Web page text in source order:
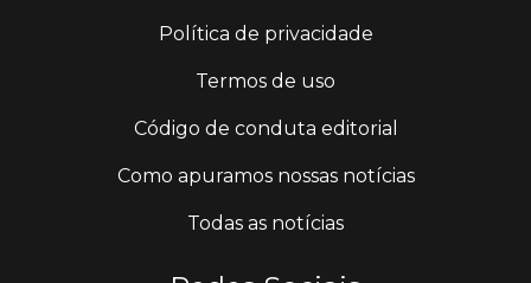
Política de privacidade
Termos de uso
Código de conduta editorial
Como apuramos nossas notícias
Todas as notícias